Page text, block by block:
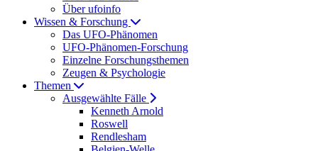
Über ufoinfo
Wissen & Forschung
Das UFO-Phänomen
UFO-Phänomen-Forschung
Einzelne Forschungsthemen
Zeugen & Psychologie
Themen
Ausgewählte Fälle
Kenneth Arnold
Roswell
Rendlesham